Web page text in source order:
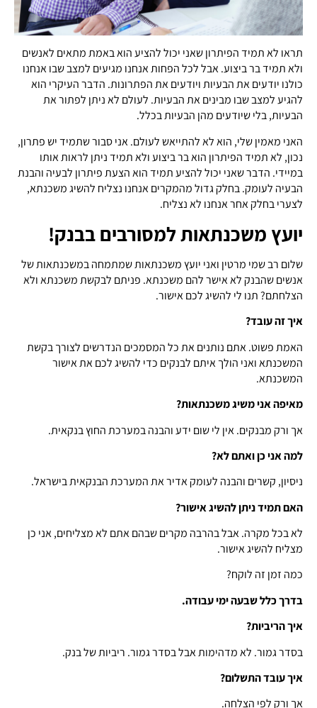
תראו לא תמיד הפיתרון שאני יכול להציע הוא באמת מתאים לאנשים
ולא תמיד בר ביצוע. אבל לכל הפחות אנחנו מגיעים למצב שבו אנחנו
כולנו יודעים את הבעיות ויודעים את הפתרונות. הדבר העיקרי הוא
להגיע למצב שבו מבינים את הבעיות. לעולם לא ניתן לפתור את
הבעיות, בלי שיודעים מהן הבעיות בכלל.
האני מאמין שלי, הוא לא להתייאש לעולם. אני סבור שתמיד יש פתרון,
נכון, לא תמיד הפיתרון הוא בר ביצוע ולא תמיד ניתן לראות אותו
במיידי. הדבר שאני יכול להציע תמיד הוא הצעת פיתרון לבעיה והבנת
הבעיה לעומק. בחלק גדול מהמקרים אנחנו נצליח להשיג משכנתא,
לצערי בחלק אחר אנחנו לא נצליח.
יועץ משכנתאות למסורבים בבנק!
שלום רב שמי מרטין ואני יועץ משכנתאות שמתמחה במשכנתאות של
אנשים שהבנק לא אישר להם משכנתא. פניתם לבקשת משכנתא ולא
הצלחתם? תנו לי להשיג לכם אישור.
איך זה עובד?
האמת פשוט. אתם נותנים את כל המסמכים הנדרשים לצורך בקשת
המשכנתא ואני הולך איתם לבנקים כדי להשיג לכם את אישור
המשכנתא.
מאיפה אני משיג משכנתאות?
אך ורק מבנקים. אין לי שום ידע והבנה במערכת החוץ בנקאית.
למה אני כן ואתם לא?
ניסיון, קשרים והבנה לעומק אדיר את המערכת הבנקאית בישראל.
האם תמיד ניתן להשיג אישור?
לא בכל מקרה. אבל בהרבה מקרים שבהם אתם לא מצליחים, אני כן
מצליח להשיג אישור.
כמה זמן זה לוקח?
בדרך כלל שבעה ימי עבודה.
איך הריביות?
בסדר גמור. לא מדהימות אבל בסדר גמור. ריביות של בנק.
איך עובד התשלום?
אך ורק לפי הצלחה.